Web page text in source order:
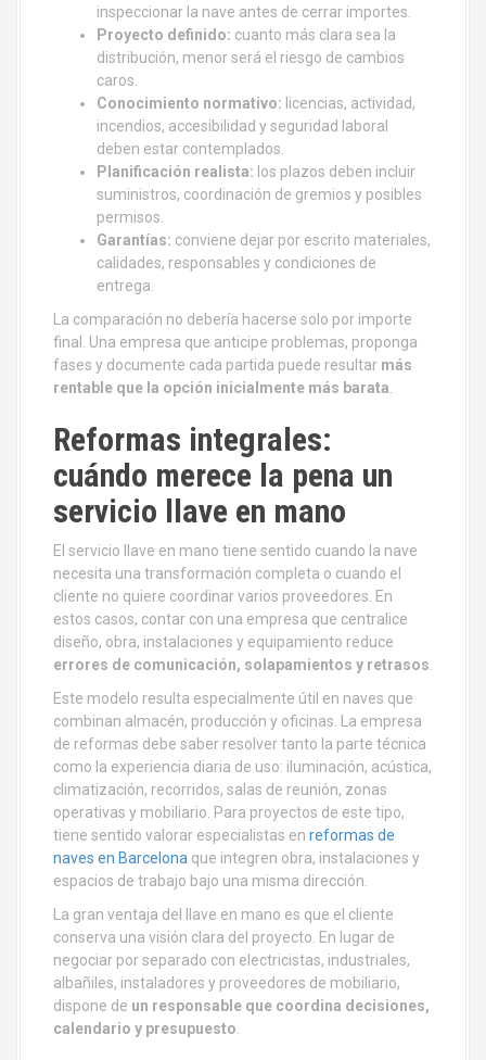
inspeccionar la nave antes de cerrar importes.
Proyecto definido: cuanto más clara sea la
distribución, menor será el riesgo de cambios
caros.
Conocimiento normativo: licencias, actividad,
incendios, accesibilidad y seguridad laboral
deben estar contemplados.
Planificación realista: los plazos deben incluir
suministros, coordinación de gremios y posibles
permisos.
Garantías: conviene dejar por escrito materiales,
calidades, responsables y condiciones de
entrega.
La comparación no debería hacerse solo por importe
final. Una empresa que anticipe problemas, proponga
fases y documente cada partida puede resultar más
rentable que la opción inicialmente más barata.
Reformas integrales:
cuándo merece la pena un
servicio llave en mano
El servicio llave en mano tiene sentido cuando la nave
necesita una transformación completa o cuando el
cliente no quiere coordinar varios proveedores. En
estos casos, contar con una empresa que centralice
diseño, obra, instalaciones y equipamiento reduce
errores de comunicación, solapamientos y retrasos.
Este modelo resulta especialmente útil en naves que
combinan almacén, producción y oficinas. La empresa
de reformas debe saber resolver tanto la parte técnica
como la experiencia diaria de uso: iluminación, acústica,
climatización, recorridos, salas de reunión, zonas
operativas y mobiliario. Para proyectos de este tipo,
tiene sentido valorar especialistas en reformas de
naves en Barcelona que integren obra, instalaciones y
espacios de trabajo bajo una misma dirección.
La gran ventaja del llave en mano es que el cliente
conserva una visión clara del proyecto. En lugar de
negociar por separado con electricistas, industriales,
albañiles, instaladores y proveedores de mobiliario,
dispone de un responsable que coordina decisiones,
calendario y presupuesto.